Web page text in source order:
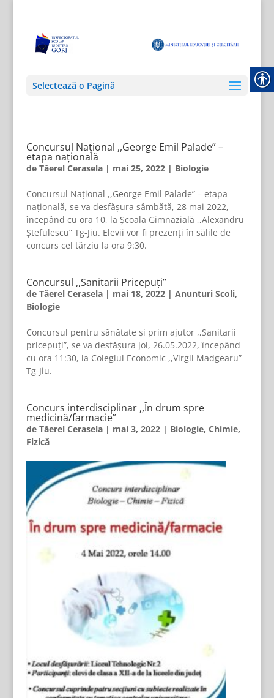
Selectează o Pagină
Concursul Național ,,George Emil Palade” –
etapa națională
de Tăerel Cerasela| mai 25, 2022| Biologie
Concursul Național ,,George Emil Palade” – etapa
națională, se va desfășura sâmbătă, 28 mai 2022,
începând cu ora 10, la Școala Gimnazială ,,Alexandru
Ștefulescu” Tg-Jiu. Elevii vor fi prezenți în sălile de
concurs cel târziu la ora 9:30.
Concursul ,,Sanitarii Pricepuți”
de Tăerel Cerasela| mai 18, 2022| Anunturi Scoli,
Biologie
Concursul pentru sănătate și prim ajutor ,,Sanitarii
pricepuți”, se va desfășura joi, 26.05.2022, începând
cu ora 11:30, la Colegiul Economic ,,Virgil Madgearu”
Tg-Jiu.
Concurs interdisciplinar ,,În drum spre
medicină/farmacie”
de Tăerel Cerasela| mai 3, 2022| Biologie, Chimie,
Fizică